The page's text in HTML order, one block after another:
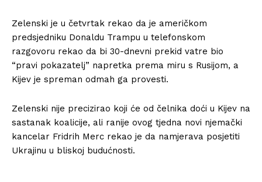
Zelenski je u četvrtak rekao da je američkom
predsjedniku Donaldu Trampu u telefonskom
razgovoru rekao da bi 30-dnevni prekid vatre bio
“pravi pokazatelj” napretka prema miru s Rusijom, a
Kijev je spreman odmah ga provesti.
Zelenski nije precizirao koji će od čelnika doći u Kijev na
sastanak koalicije, ali ranije ovog tjedna novi njemački
kancelar Fridrih Merc rekao je da namjerava posjetiti
Ukrajinu u bliskoj budućnosti.